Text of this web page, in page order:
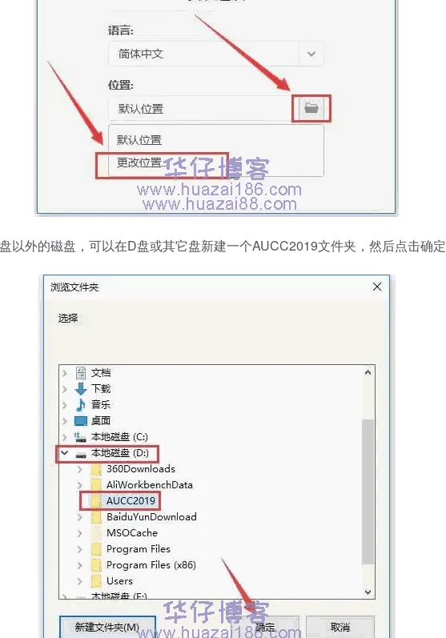
以外的磁盘，可以在D盘或其它盘新建一个AUCC2019文件夹，然后点击确定